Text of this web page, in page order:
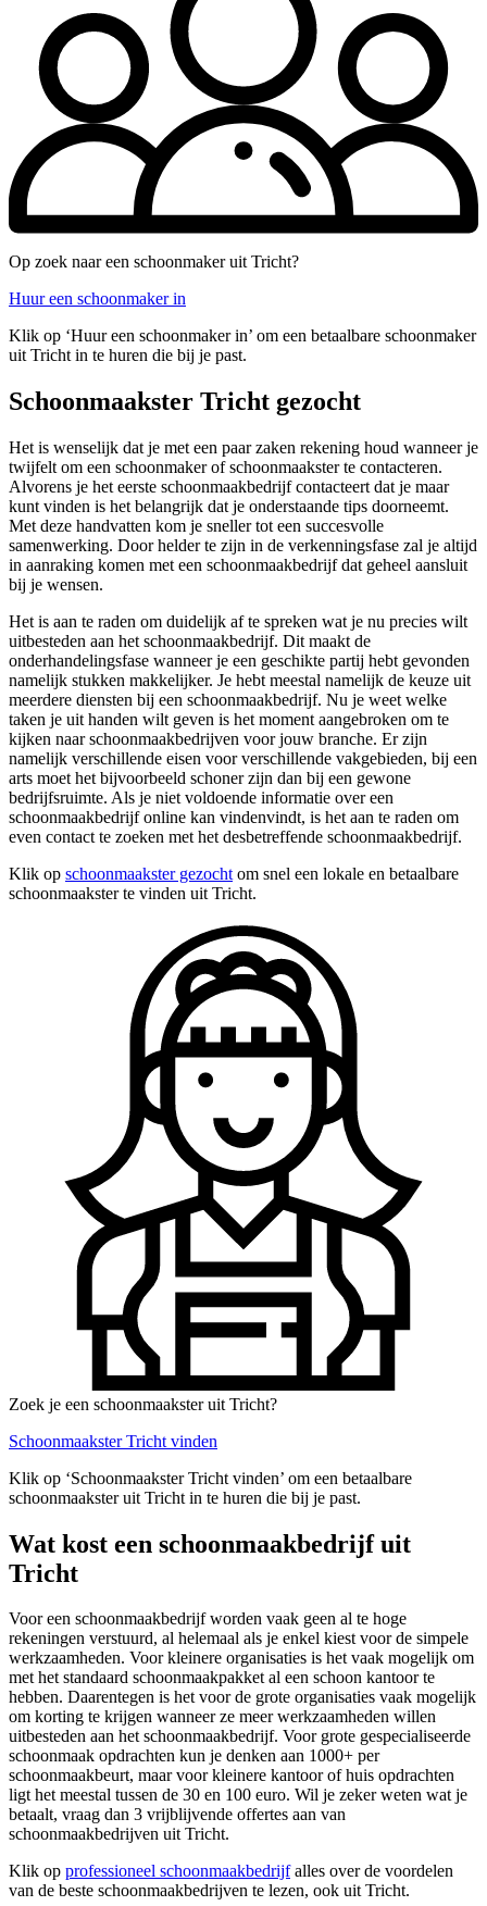
Op zoek naar een schoonmaker uit Tricht?
Huur een schoonmaker in
Klik op ‘Huur een schoonmaker in’ om een betaalbare schoonmaker
uit Tricht in te huren die bij je past.
Schoonmaakster Tricht gezocht
Het is wenselijk dat je met een paar zaken rekening houd wanneer je
twijfelt om een schoonmaker of schoonmaakster te contacteren.
Alvorens je het eerste schoonmaakbedrijf contacteert dat je maar
kunt vinden is het belangrijk dat je onderstaande tips doorneemt.
Met deze handvatten kom je sneller tot een succesvolle
samenwerking. Door helder te zijn in de verkenningsfase zal je altijd
in aanraking komen met een schoonmaakbedrijf dat geheel aansluit
bij je wensen.
Het is aan te raden om duidelijk af te spreken wat je nu precies wilt
uitbesteden aan het schoonmaakbedrijf. Dit maakt de
onderhandelingsfase wanneer je een geschikte partij hebt gevonden
namelijk stukken makkelijker. Je hebt meestal namelijk de keuze uit
meerdere diensten bij een schoonmaakbedrijf. Nu je weet welke
taken je uit handen wilt geven is het moment aangebroken om te
kijken naar schoonmaakbedrijven voor jouw branche. Er zijn
namelijk verschillende eisen voor verschillende vakgebieden, bij een
arts moet het bijvoorbeeld schoner zijn dan bij een gewone
bedrijfsruimte. Als je niet voldoende informatie over een
schoonmaakbedrijf online kan vindenvindt, is het aan te raden om
even contact te zoeken met het desbetreffende schoonmaakbedrijf.
Klik op schoonmaakster gezocht om snel een lokale en betaalbare
schoonmaakster te vinden uit Tricht.
Zoek je een schoonmaakster uit Tricht?
Schoonmaakster Tricht vinden
Klik op ‘Schoonmaakster Tricht vinden’ om een betaalbare
schoonmaakster uit Tricht in te huren die bij je past.
Wat kost een schoonmaakbedrijf uit
Tricht
Voor een schoonmaakbedrijf worden vaak geen al te hoge
rekeningen verstuurd, al helemaal als je enkel kiest voor de simpele
werkzaamheden. Voor kleinere organisaties is het vaak mogelijk om
met het standaard schoonmaakpakket al een schoon kantoor te
hebben. Daarentegen is het voor de grote organisaties vaak mogelijk
om korting te krijgen wanneer ze meer werkzaamheden willen
uitbesteden aan het schoonmaakbedrijf. Voor grote gespecialiseerde
schoonmaak opdrachten kun je denken aan 1000+ per
schoonmaakbeurt, maar voor kleinere kantoor of huis opdrachten
ligt het meestal tussen de 30 en 100 euro. Wil je zeker weten wat je
betaalt, vraag dan 3 vrijblijvende offertes aan van
schoonmaakbedrijven uit Tricht.
Klik op professioneel schoonmaakbedrijfalles over de voordelen
van de beste schoonmaakbedrijven te lezen, ook uit Tricht.